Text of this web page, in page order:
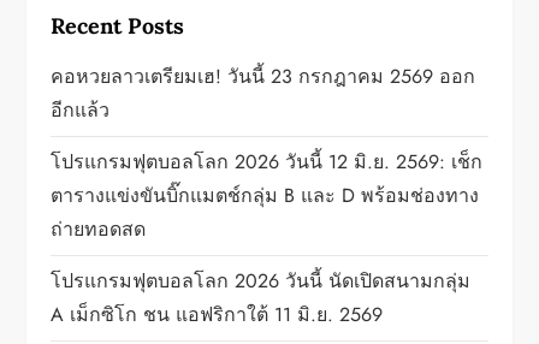
g
a
t
i
o
n
Recent Posts
คอหวยลาวเตรียมเฮ! วันนี้ 23 กรกฎาคม 2569 ออก
อีกแล้ว
โปรแกรมฟุตบอลโลก 2026 วันนี้ 12 มิ.ย. 2569: เช็ก
ตารางแข่งขันบิ๊กแมตช์กลุ่ม B และ D พร้อมช่องทาง
ถ่ายทอดสด
โปรแกรมฟุตบอลโลก 2026 วันนี้ นัดเปิดสนามกลุ่ม
A เม็กซิโก ชน แอฟริกาใต้ 11 มิ.ย. 2569